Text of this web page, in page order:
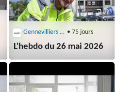
Gennevilliers (92230) • 75 jours
L'hebdo du 26 mai 2026